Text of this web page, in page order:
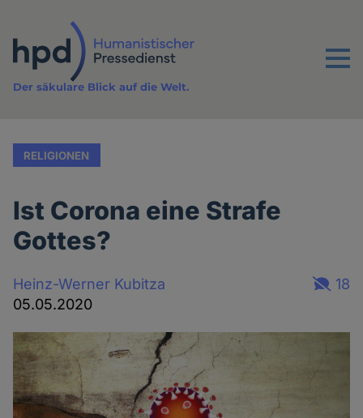
Inhalt
Menu
Der säkulare Blick auf die Welt.
RELIGIONEN
Ist Corona eine Strafe
Gottes?
Heinz-Werner Kubitza
05.05.2020
18